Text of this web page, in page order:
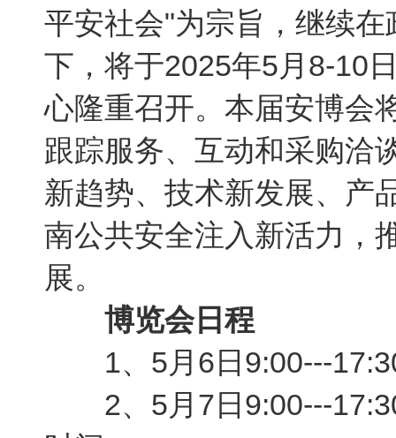
平安社会"为宗旨，继续
下，将于2025年5月8-10
心隆重召开。本届安博会
跟踪服务、互动和采购洽
新趋势、技术新发展、产
南公共安全注入新活力，
展。
博览会日程
1、5月6日9:00---
2、5月7日9:00---